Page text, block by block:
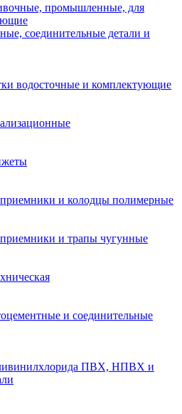
промышленные, для
соединительные детали и
водосточные и комплектующие
и колодцы полимерные
и трапы чугунные
и соединительные
ПВХ, НПВХ и